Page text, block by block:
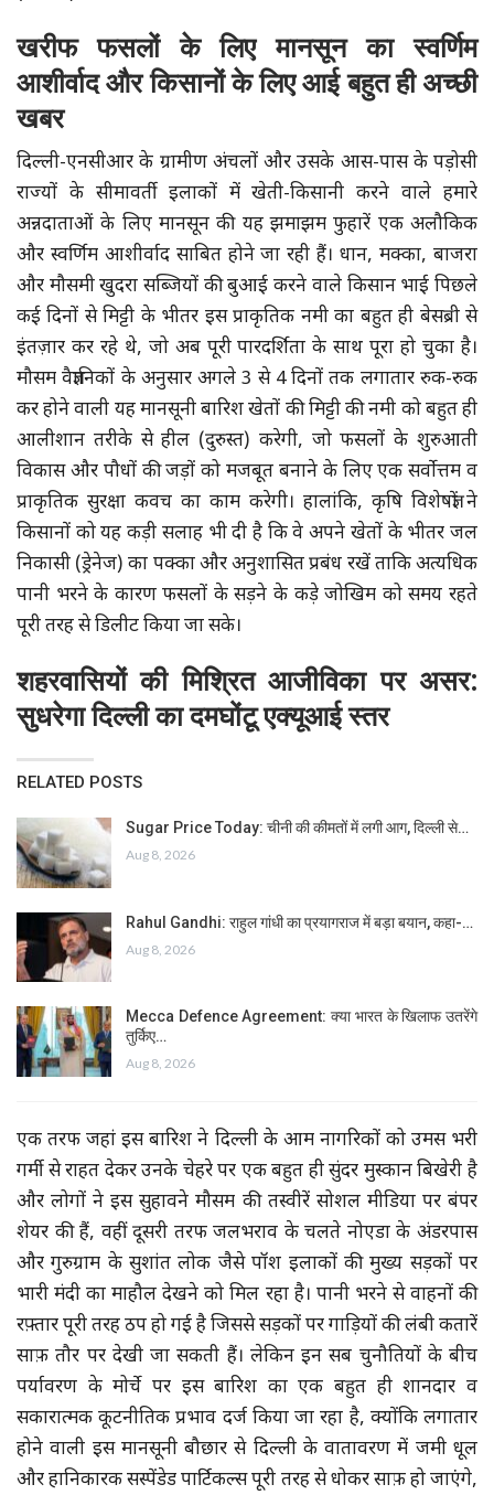
खरीफ फसलों के लिए मानसून का स्वर्णिम
आशीर्वाद और किसानों के लिए आई बहुत ही अच्छी
खबर
दिल्ली-एनसीआर के ग्रामीण अंचलों और उसके आस-पास के पड़ोसी
राज्यों के सीमावर्ती इलाकों में खेती-किसानी करने वाले हमारे
अन्नदाताओं के लिए मानसून की यह झमाझम फुहारें एक अलौकिक
और स्वर्णिम आशीर्वाद साबित होने जा रही हैं। धान, मक्का, बाजरा
और मौसमी खुदरा सब्जियों की बुआई करने वाले किसान भाई पिछले
कई दिनों से मिट्टी के भीतर इस प्राकृतिक नमी का बहुत ही बेसब्री से
इंतज़ार कर रहे थे, जो अब पूरी पारदर्शिता के साथ पूरा हो चुका है।
मौसम वैज्ञानिकों के अनुसार अगले 3 से 4 दिनों तक लगातार रुक-रुक
कर होने वाली यह मानसूनी बारिश खेतों की मिट्टी की नमी को बहुत ही
आलीशान तरीके से हील (दुरुस्त) करेगी, जो फसलों के शुरुआती
विकास और पौधों की जड़ों को मजबूत बनाने के लिए एक सर्वोत्तम व
प्राकृतिक सुरक्षा कवच का काम करेगी। हालांकि, कृषि विशेषज्ञों ने
किसानों को यह कड़ी सलाह भी दी है कि वे अपने खेतों के भीतर जल
निकासी (ड्रेनेज) का पक्का और अनुशासित प्रबंध रखें ताकि अत्यधिक
पानी भरने के कारण फसलों के सड़ने के कड़े जोखिम को समय रहते
पूरी तरह से डिलीट किया जा सके।
शहरवासियों की मिश्रित आजीविका पर असर:
सुधरेगा दिल्ली का दमघोंटू एक्यूआई स्तर
RELATED POSTS
Sugar Price Today: चीनी की कीमतों में लगी आग, दिल्ली से…
Aug 8, 2026
Rahul Gandhi: राहुल गांधी का प्रयागराज में बड़ा बयान, कहा-…
Aug 8, 2026
Mecca Defence Agreement: क्या भारत के खिलाफ उतरेंगे
तुर्किए…
Aug 8, 2026
एक तरफ जहां इस बारिश ने दिल्ली के आम नागरिकों को उमस भरी
गर्मी से राहत देकर उनके चेहरे पर एक बहुत ही सुंदर मुस्कान बिखेरी है
और लोगों ने इस सुहावने मौसम की तस्वीरें सोशल मीडिया पर बंपर
शेयर की हैं, वहीं दूसरी तरफ जलभराव के चलते नोएडा के अंडरपास
और गुरुग्राम के सुशांत लोक जैसे पॉश इलाकों की मुख्य सड़कों पर
भारी मंदी का माहौल देखने को मिल रहा है। पानी भरने से वाहनों की
रफ़्तार पूरी तरह ठप हो गई है जिससे सड़कों पर गाड़ियों की लंबी कतारें
साफ़ तौर पर देखी जा सकती हैं। लेकिन इन सब चुनौतियों के बीच
पर्यावरण के मोर्चे पर इस बारिश का एक बहुत ही शानदार व
सकारात्मक कूटनीतिक प्रभाव दर्ज किया जा रहा है, क्योंकि लगातार
होने वाली इस मानसूनी बौछार से दिल्ली के वातावरण में जमी धूल
और हानिकारक सस्पेंडेड पार्टिकल्स पूरी तरह से धोकर साफ़ हो जाएंगे,